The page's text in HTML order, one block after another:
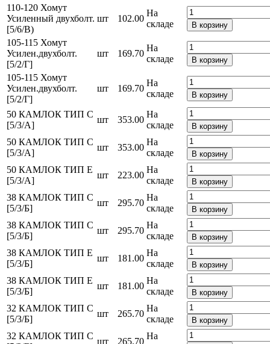
110-120 Хомут
Усиленный двухболт.
[5/6/В)
шт 102.00
На
складе
В корзину
105-115 Хомут
Усилен.двухболт.
[5/2/Г]
шт 169.70
На
складе
В корзину
105-115 Хомут
Усилен.двухболт.
[5/2/Г]
шт 169.70
На
складе
В корзину
50 КАМЛОК ТИП С
[5/3/А]
шт 353.00
На
складе
В корзину
50 КАМЛОК ТИП С
[5/3/А]
шт 353.00
На
складе
В корзину
50 КАМЛОК ТИП Е
[5/3/А]
шт 223.00
На
складе
В корзину
38 КАМЛОК ТИП С
[5/3/Б]
шт 295.70
На
складе
В корзину
38 КАМЛОК ТИП С
[5/3/Б]
шт 295.70
На
складе
В корзину
38 КАМЛОК ТИП Е
[5/3/Б]
шт 181.00
На
складе
В корзину
38 КАМЛОК ТИП Е
[5/3/Б]
шт 181.00
На
складе
В корзину
32 КАМЛОК ТИП С
[5/3/Б]
шт 265.70
На
складе
В корзину
32 КАМЛОК ТИП С
шт 265.70
На